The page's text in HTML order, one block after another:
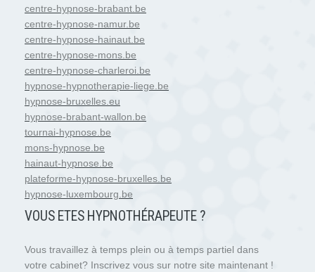
centre-hypnose-brabant.be
centre-hypnose-namur.be
centre-hypnose-hainaut.be
centre-hypnose-mons.be
centre-hypnose-charleroi.be
hypnose-hypnotherapie-liege.be
hypnose-bruxelles.eu
hypnose-brabant-wallon.be
tournai-hypnose.be
mons-hypnose.be
hainaut-hypnose.be
plateforme-hypnose-bruxelles.be
hypnose-luxembourg.be
VOUS ETES HYPNOTH ÉRAPEUTE ?
Vous travaillez à temps plein ou à temps partiel dans
votre cabinet? Inscrivez vous sur notre site maintenant !